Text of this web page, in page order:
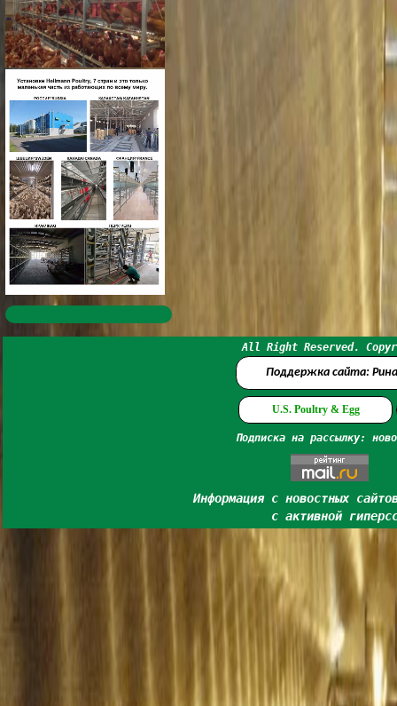
All Right Reserved.
Поддержка сайта:
U.S. Poultry & Egg
Подписка на рассылку:
Информация с новостных
с активной